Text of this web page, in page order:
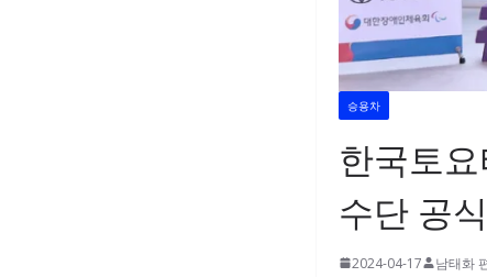
승용차
한국토요
수단 공
2024-04-17 남태화